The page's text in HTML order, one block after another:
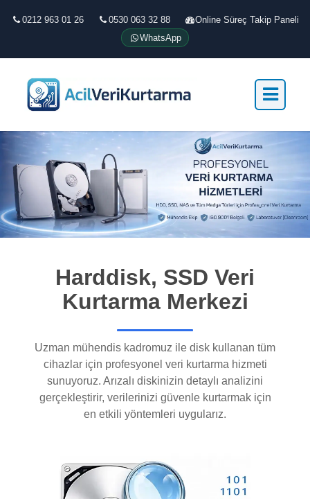
0212 963 01 26 0530 063 32 88
Online Süreç Takip Paneli
WhatsApp
Harddisk, SSD Veri
Kurtarma Merkezi
Uzman mühendis kadromuz ile disk kullanan tüm
cihazlar için profesyonel veri kurtarma hizmeti
sunuyoruz. Arızalı diskinizin detaylı analizini
gerçekleştirir, verilerinizi güvenle kurtarmak için
en etkili yöntemleri uygularız.